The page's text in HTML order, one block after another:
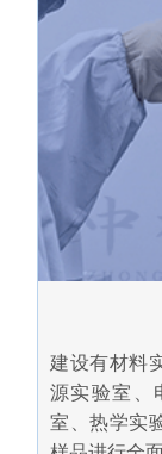
建设有材料
源实验室、
室、热学实